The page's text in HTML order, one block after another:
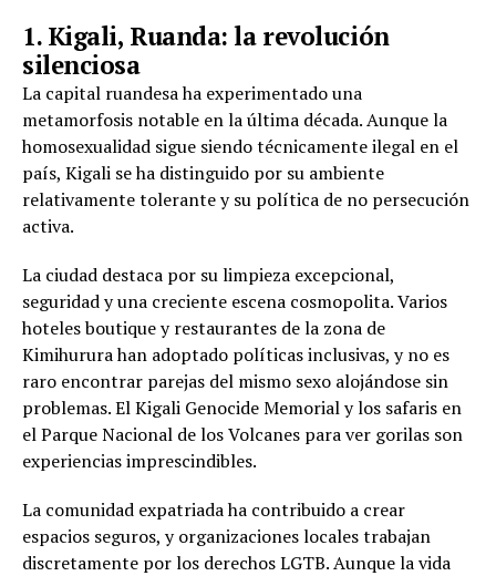
1. Kigali, Ruanda: la revolución
silenciosa
La capital ruandesa ha experimentado una
metamorfosis notable en la última década. Aunque la
homosexualidad sigue siendo técnicamente ilegal en el
país, Kigali se ha distinguido por su ambiente
relativamente tolerante y su política de no persecución
activa.
La ciudad destaca por su limpieza excepcional,
seguridad y una creciente escena cosmopolita. Varios
hoteles boutique y restaurantes de la zona de
Kimihurura han adoptado políticas inclusivas, y no es
raro encontrar parejas del mismo sexo alojándose sin
problemas. El Kigali Genocide Memorial y los safaris en
el Parque Nacional de los Volcanes para ver gorilas son
experiencias imprescindibles.
La comunidad expatriada ha contribuido a crear
espacios seguros, y organizaciones locales trabajan
discretamente por los derechos LGTB. Aunque la vida